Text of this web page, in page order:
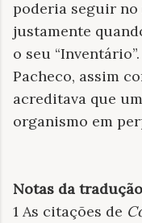
poderia seguir no
justamente
o seu
Pacheco, assim
acreditava que
organismo em
Notas da tradução
1 As citações de